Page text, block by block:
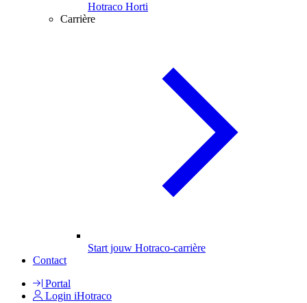
Hotraco Horti
Carrière
Start jouw Hotraco-carrière
Contact
Portal
Login iHotraco